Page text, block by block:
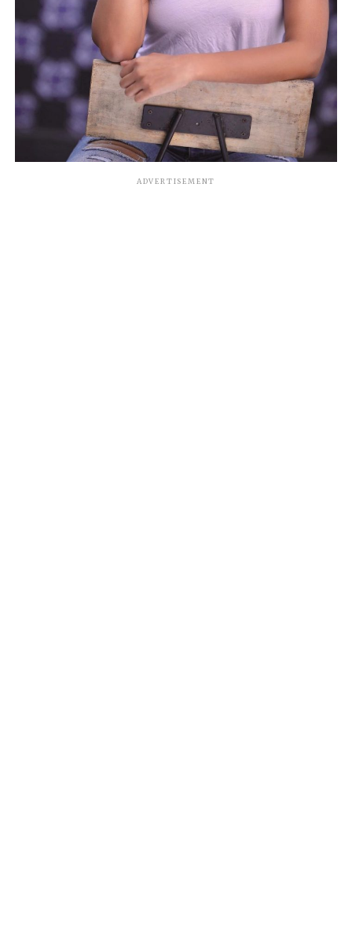
ADVERTISEMENT